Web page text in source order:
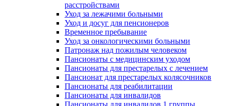
расстройствами
Уход за лежачими больными
Уход и досуг для пенсионеров
Временное пребывание
Уход за онкологическими больными
Патронаж над пожилым человеком
Пансионаты с медицинским уходом
Пансионаты для престарелых с лечением
Пансионат для престарелых колясочников
Пансионаты для реабилитации
Пансионаты для инвалидов
Пансионаты для инвалидов 1 группы